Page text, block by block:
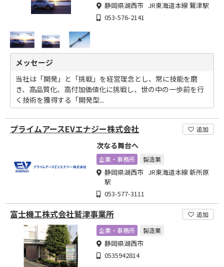
静岡県湖西市 JR東海道本線 鷲津駅
053-576-2141
メッセージ
当社は「開発」と「挑戦」を経営理念とし、常に技能を磨
き、高品質化、高付加価値化に挑戦し、世の中の一歩前を行
く技術を獲得する「開発型...
プライムアースEVエナジー株式会社 追加
次なる舞台へ
企業・事務所 製造業
静岡県湖西市 JR東海道本線 新所原
駅
053-577-3111
富士機工株式会社鷲津事業所
追加
企業・事務所
製造業
静岡県湖西市
0535942814